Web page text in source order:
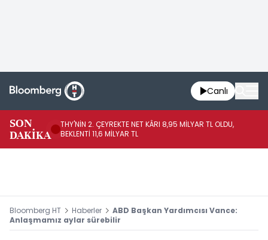
Canlı
SON
DAKİKA
THY'NİN 2. ÇEYREKTE NET KÂRI 8,95 MİLYAR TL OLDU,
BEKLENTİ 11,6 MİLYAR TL
Bloomberg HT Haberler
ABD Başkan Yardımcısı Vance:
Anlaşmamız aylar sürebilir